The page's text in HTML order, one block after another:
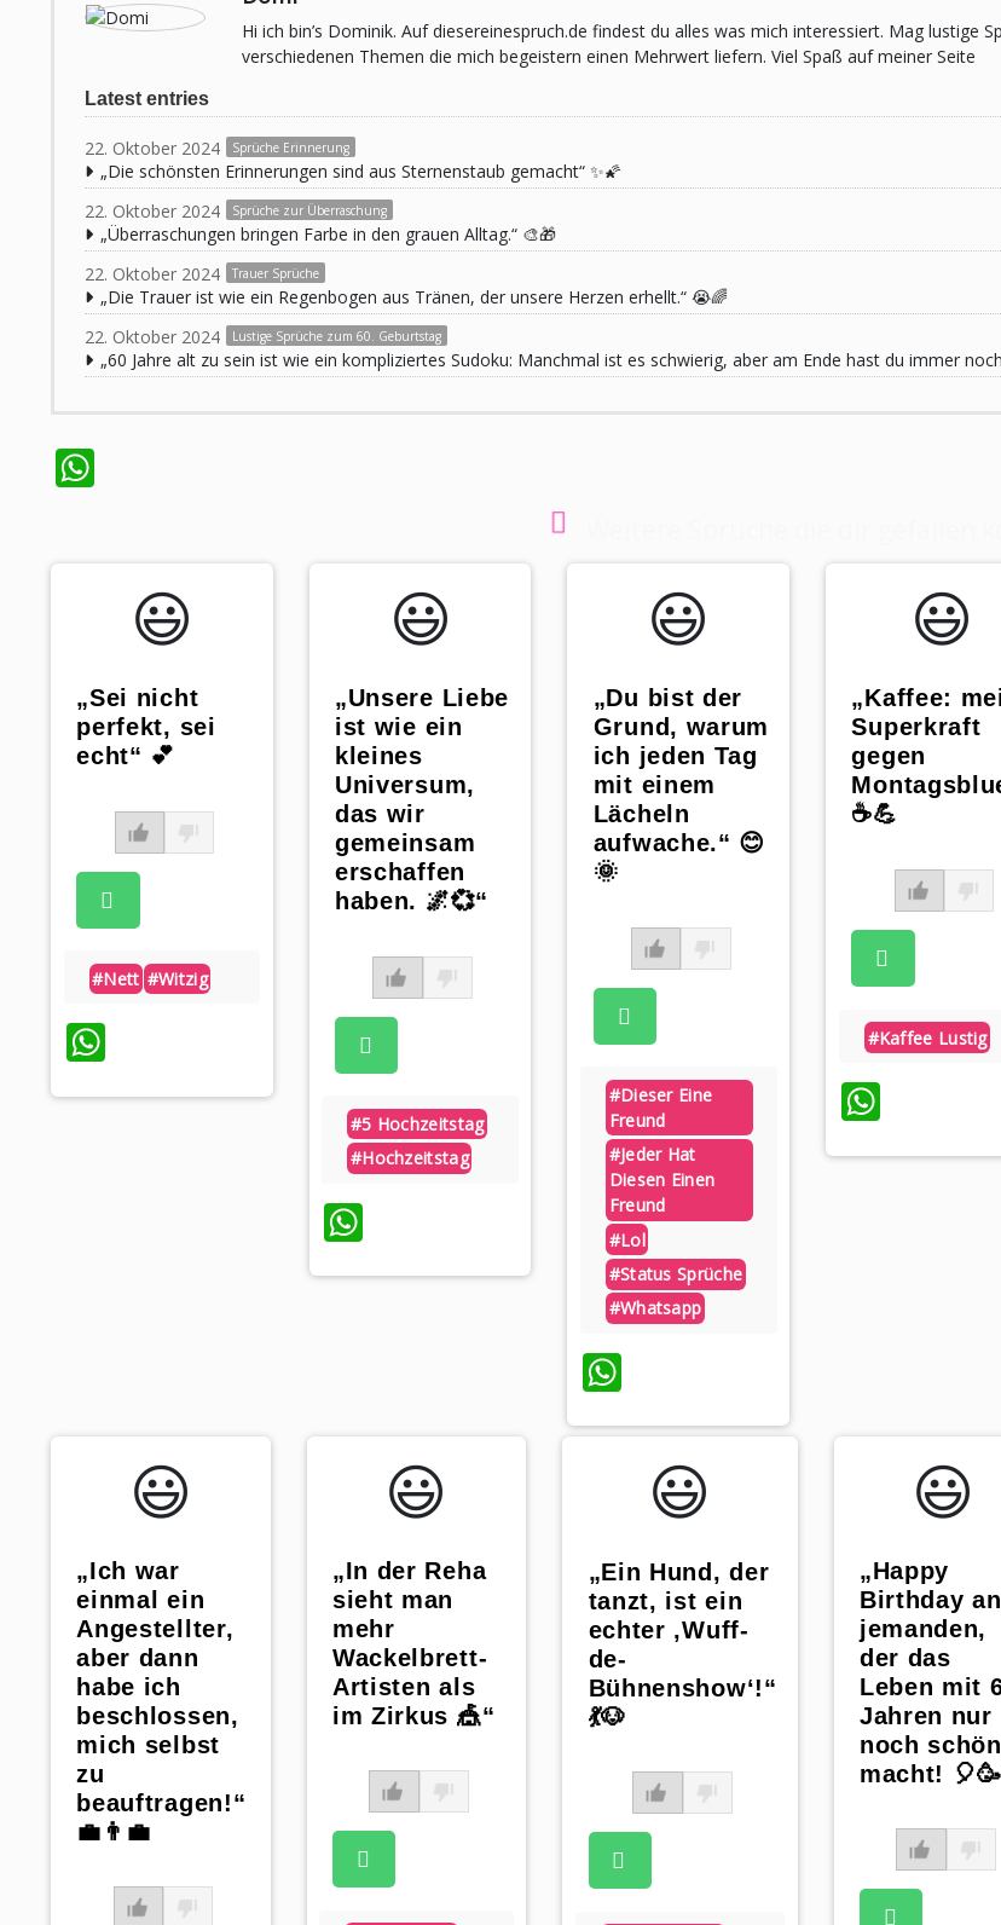
Hi ich bin’s Dominik. Auf diesereinespruch.de findest du alles was mich interessiert. Mag
verschiedenen Themen die mich begeistern einen Mehrwert liefern. Viel Spaß auf meiner Seite
Latest entries
22. Oktober 2024 Sprüche Erinnerung
„Die schönsten Erinnerungen sind aus Sternenstaub gemacht“ ✨🌠
22. Oktober 2024
Sprüche zur Überraschung
„Überraschungen bringen Farbe in den grauen Alltag.“ 🎨🎁
22. Oktober 2024
Trauer Sprüche
„Die Trauer ist wie ein Regenbogen aus Tränen, der unsere Herzen erhellt.“ 😭🌈
22. Oktober 2024
Lustige Sprüche zum 60. Geburtstag
„60 Jahre alt zu sein ist wie ein kompliziertes Sudoku: Manchmal ist es schwierig, aber am Ende hast du immer
😃️
„Sei nicht
perfekt, sei
echt“ 💕
#nett #witzig
WhatsApp
😃️
„Unsere Liebe
ist wie ein
kleines
Universum,
das wir
gemeinsam
erschaffen
haben. 🌌💞“
#5 Hochzeitstag
#hochzeitstag
😃️
„Du bist der
Grund, warum
ich jeden Tag
mit einem
Lächeln
aufwache.“ 😊
🌞
#dieser Eine
Freund
#jeder Hat
Diesen Einen
Freund
#lol
#status Sprüche
#whatsapp
WhatsApp
😃️
„Kaffee:
Superkraft
gegen
☕️💪
#kaffee Lustig
😃️
„Ich war
einmal ein
Angestellter,
aber dann
habe ich
beschlossen,
mich selbst
zu
beauftragen!“
💼👨‍💼
😃️
„In der Reha
sieht man
mehr
Wackelbrett-
Artisten als
im Zirkus 🎪“
😃️
„Ein Hund, der
tanzt, ist ein
echter ‚Wuff-
de-
Bühnenshow‘!“
💃🐶
😃️
„Happy
Birthday an
jemanden,
der das
Leben mit
Jahren nur
noch
macht!